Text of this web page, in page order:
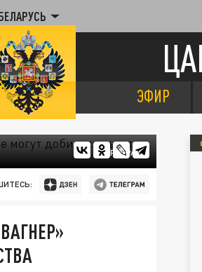
ЭФИР
ЦАРЬГРАД